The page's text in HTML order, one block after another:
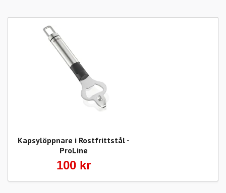
Kapsylöppnare i Rostfrittstål -
ProLine
100 kr